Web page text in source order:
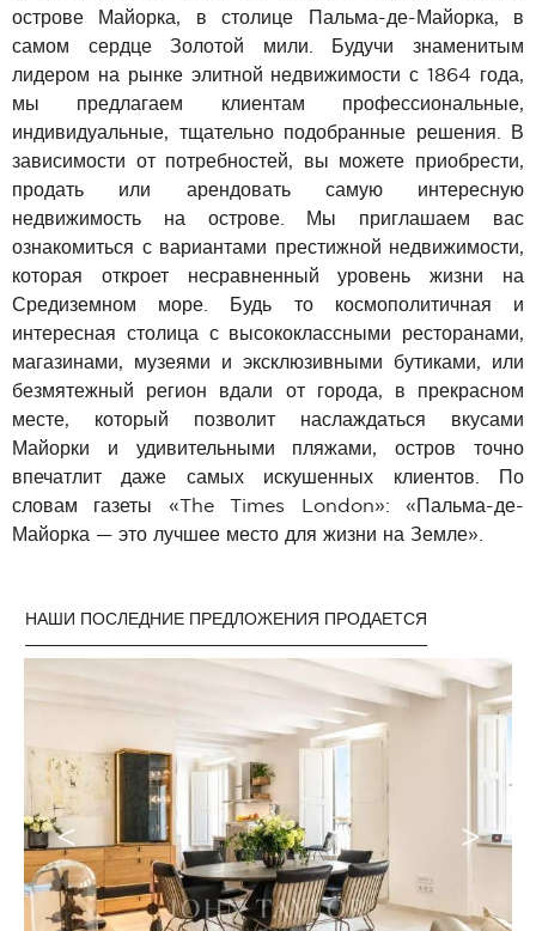
острове Майорка, в столице Пальма-де-Майорка, в
самом сердце Золотой мили. Будучи знаменитым
лидером на рынке элитной недвижимости с 1864 года,
мы предлагаем клиентам профессиональные,
индивидуальные, тщательно подобранные решения. В
зависимости от потребностей, вы можете приобрести,
продать или арендовать самую интересную
недвижимость на острове. Мы приглашаем вас
ознакомиться с вариантами престижной недвижимости,
которая откроет несравненный уровень жизни на
Средиземном море. Будь то космополитичная и
интересная столица с высококлассными ресторанами,
магазинами, музеями и эксклюзивными бутиками, или
безмятежный регион вдали от города, в прекрасном
месте, который позволит наслаждаться вкусами
Майорки и удивительными пляжами, остров точно
впечатлит даже самых искушенных клиентов. По
словам газеты «The Times London»: «Пальма-де-
Майорка — это лучшее место для жизни на Земле».
НАШИ ПОСЛЕДНИЕ ПРЕДЛОЖЕНИЯ ПРОДАЕТСЯ